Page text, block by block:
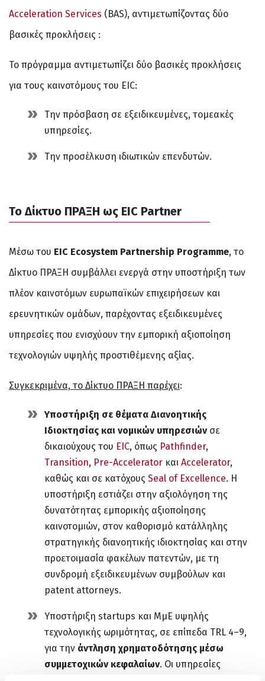
Acceleration Services (BAS), αντιμετωπίζοντας δύο
βασικές προκλήσεις :
Το πρόγραμμα αντιμετωπίζει δύο βασικές προκλήσεις
για τους καινοτόμους του EIC:
Την πρόσβαση σε εξειδικευμένες, τομεακές
υπηρεσίες.
Την προσέλκυση ιδιωτικών επενδυτών.
Το Δίκτυο ΠΡΑΞΗ ως EIC Partner
Μέσω του EIC Ecosystem Partnership Programme, το
Δίκτυο ΠΡΑΞΗ συμβάλλει ενεργά στην υποστήριξη των
πλέον καινοτόμων ευρωπαϊκών επιχειρήσεων και
ερευνητικών ομάδων, παρέχοντας εξειδικευμένες
υπηρεσίες που ενισχύουν την εμπορική αξιοποίηση
τεχνολογιών υψηλής προστιθέμενης αξίας.
Συγκεκριμένα, το Δίκτυο ΠΡΑΞΗ παρέχει:
Υποστήριξη σε θέματα Διανοητικής
Ιδιοκτησίας και νομικών υπηρεσιών σε
δικαιούχους του EIC, όπως Pathfinder,
Transition, Pre-Accelerator και Accelerator,
καθώς και σε κατόχους Seal of Excellence. Η
υποστήριξη εστιάζει στην αξιολόγηση της
δυνατότητας εμπορικής αξιοποίησης
καινοτομιών, στον καθορισμό κατάλληλης
στρατηγικής διανοητικής ιδιοκτησίας και στην
προετοιμασία φακέλων πατεντών, με τη
συνδρομή εξειδικευμένων συμβούλων και
patent attorneys.
Υποστήριξη startups και ΜμΕ υψηλής
τεχνολογικής ωριμότητας, σε επίπεδα TRL 4–9,
για την άντληση χρηματοδότησης μέσω
συμμετοχικών κεφαλαίων. Οι υπηρεσίες